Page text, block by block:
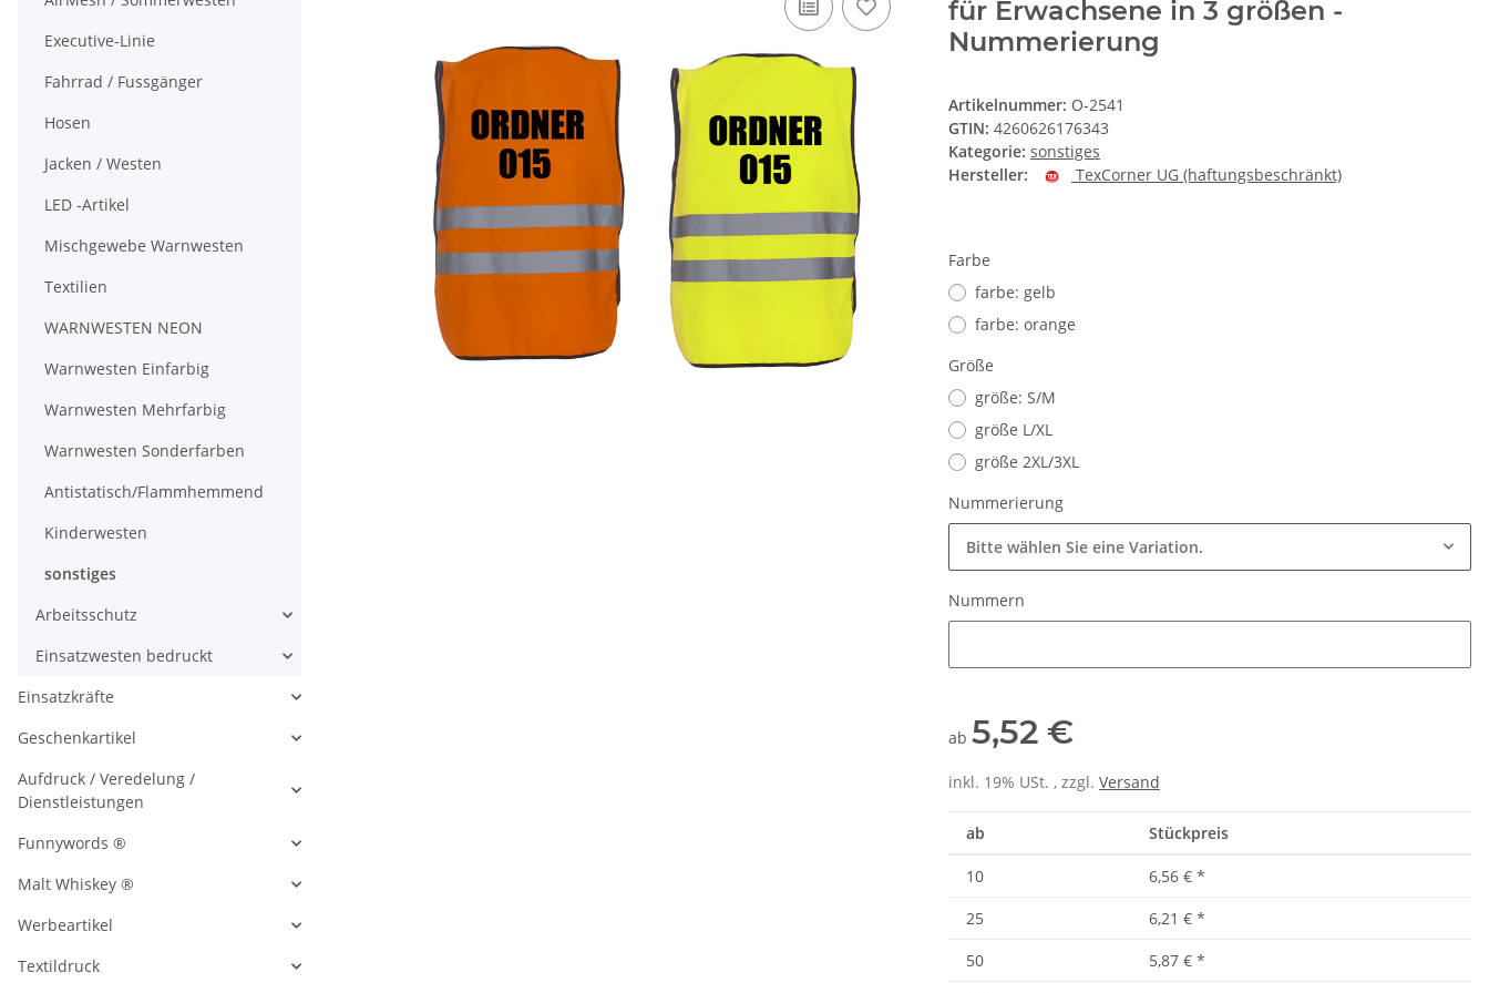
für Erwachsene in 3 größen -
Nummerierung
Artikelnummer: O-2541
GTIN: 4260626176343
Kategorie: sonstiges
Hersteller:
TexCorner UG (haftungsbeschränkt)
Farbe
farbe: gelb
farbe: orange
Größe
größe: S/M
größe L/XL
größe 2XL/3XL
Nummerierung
Bitte wählen Sie eine Variation.
Nummern
ab 5,52 €
inkl. 19% USt. , zzgl. Versand
ab Stückpreis
10 6,56 € *
25
6,21 € *
50
5,87 € *
Executive-Linie
Fahrrad / Fussgänger
Hosen
Jacken / Westen
LED -Artikel
Mischgewebe Warnwesten
Textilien
WARNWESTEN NEON
Warnwesten Einfarbig
Warnwesten Mehrfarbig
Warnwesten Sonderfarben
Antistatisch/Flammhemmend
Kinderwesten
sonstiges
Arbeitsschutz
Einsatzwesten bedruckt
Einsatzkräfte
Geschenkartikel
Aufdruck / Veredelung /
Dienstleistungen
Funnywords ®
Malt Whiskey ®
Werbeartikel
Textildruck